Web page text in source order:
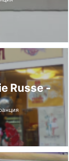
Russe -